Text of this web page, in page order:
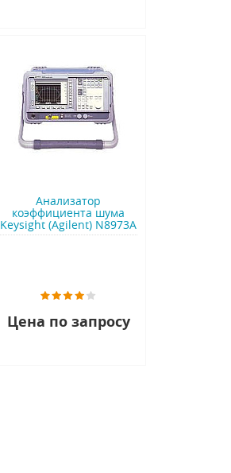
Анализатор
коэффициента шума
Keysight (Agilent) N8973A
Цена по запросу